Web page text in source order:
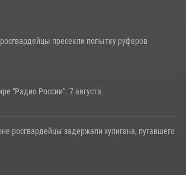
пресекли попытку руферов
"Радио России". 7 августа
росгвардейцы задержали хулигана, пугавшего